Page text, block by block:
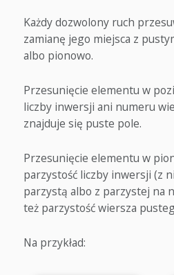
Każdy dozwolony ruch
zamianę jego miejsca z
albo pionowo.
Przesunięcie elementu w
liczby inwersji ani numeru
znajduje się puste pole.
Przesunięcie elementu w
parzystość liczby inwersji (z
parzystą albo z parzystej na
też parzystość wiersza
Na przykład: